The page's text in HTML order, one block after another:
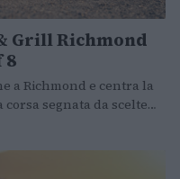
Grill Richmond
8
a Richmond e centra la
segnata da scelte…